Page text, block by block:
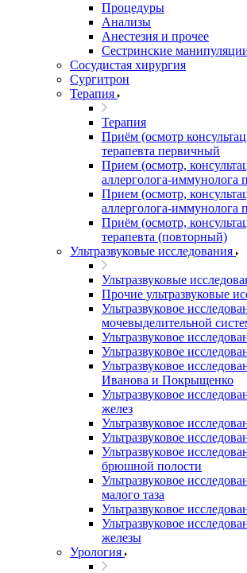
Процедуры
Анализы
Анестезия и прочее
Сестринские
Сосудистая хирургия
Сургитрон
Терапия
Терапия
Приём (осмотр
терапевта первичный
Прием (осмотр,
аллерголога-иммунолога
Прием (осмотр,
аллерголога-иммунолога
Приём (осмотр,
терапевта (повторный)
Ультразвуковые исследования
Ультразвуковые
Прочие ультразвуковые
Ультразвуковое
мочевыделительной
Ультразвуковое
Ультразвуковое
Ультразвуковое
Иванова и Покрыщенко
Ультразвуковое
желез
Ультразвуковое
Ультразвуковое
Ультразвуковое
брюшной полости
Ультразвуковое
малого таза
Ультразвуковое
Ультразвуковое
железы
Урология